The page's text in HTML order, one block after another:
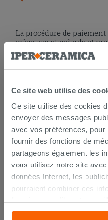
Ce site web utilise des
Ce site utilise des cookies
envoyer des messages
avec vos préférences, pour
fournir des fonctions de
partageons également les
vous utilisez notre site avec
données Internet, les
pourraient combiner ces
services. Si vous
La procédure de
grâce aux standards et
cryptage des données.
bancaire, Paypal ou
Seulement pour les
droit de rétractation de 14
Pour en savoir plus
rétractation.
LA GARANTIE